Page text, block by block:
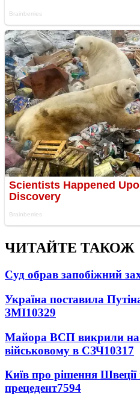
ЧИТАЙТЕ ТАКОЖ
Суд обрав запобіжний
Україна поставила
ЗМІ10329
Майора ВСП викрили на
військовому в СЗЧ10317
Київ про рішення
прецедент7594